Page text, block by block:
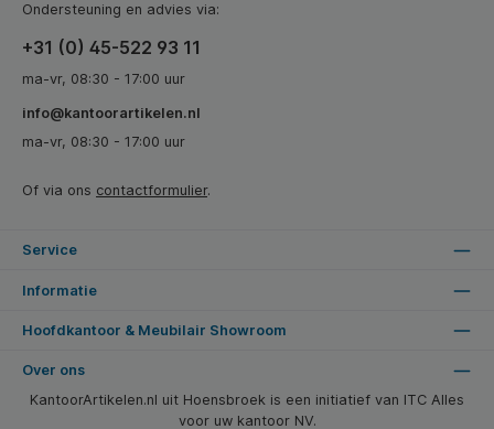
Ondersteuning en advies via:
+31 (0) 45-522 93 11
ma-vr, 08:30 - 17:00 uur
info@kantoorartikelen.nl
ma-vr, 08:30 - 17:00 uur
Of via ons contactformulier.
Service
Informatie
Hoofdkantoor & Meubilair Showroom
Over ons
KantoorArtikelen.nl uit Hoensbroek is een initiatief van ITC Alles
voor uw kantoor NV.